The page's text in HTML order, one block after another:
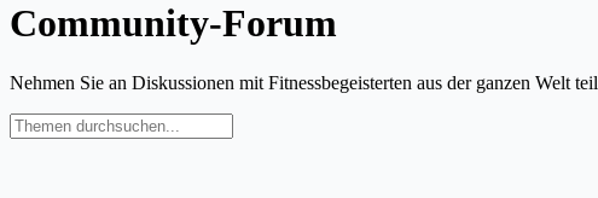
Community-Forum
Nehmen Sie an Diskussionen mit Fitnessbegeisterten aus der ganzen Welt teil